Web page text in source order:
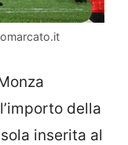
della
inserita al